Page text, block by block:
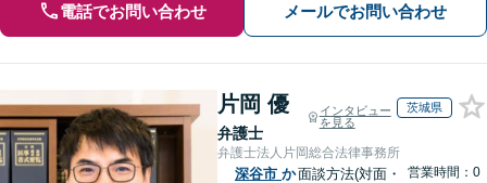
電話でお問い合わせ メールでお問い合わせ
片岡 優
弁護士
インタビュー
を見る
茨城県
弁護士法人片岡総合法律事務所
深谷市 か面談方法(対面・
営業時間：0